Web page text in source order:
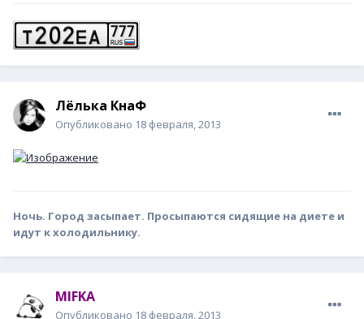
Лёлька КнаФ
Опубликовано 18 февраля, 2013
Ночь. Город засыпает. Просыпаются сидящие на диете и
идут к холодильнику.
MIFKA
Опубликовано 18 февраля, 2013